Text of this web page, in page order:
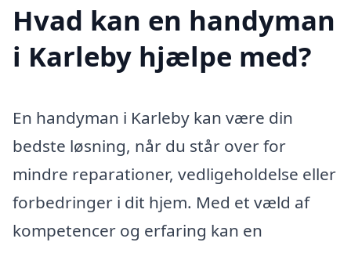
Hvad kan en handyman
i Karleby hjælpe med?
En handyman i Karleby kan være din
bedste løsning, når du står over for
mindre reparationer, vedligeholdelse eller
forbedringer i dit hjem. Med et væld af
kompetencer og erfaring kan en